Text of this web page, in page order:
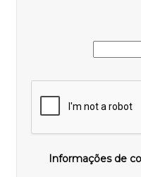
Informações de